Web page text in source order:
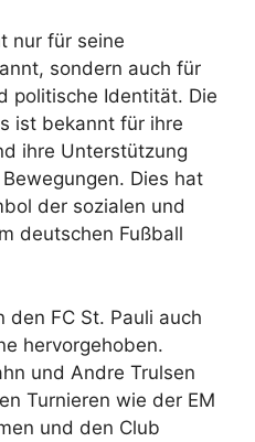
nur für seine
sondern auch für
politische Identität. Die
ist bekannt für ihre
ihre Unterstützung
Dies hat
der sozialen und
deutschen Fußball
den FC St. Pauli auch
hervorgehoben.
und Andre Trulsen
Turnieren wie der EM
und den Club